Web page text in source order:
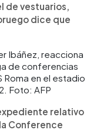
de vestuarios,
dice que
Ibáñez, reacciona
de conferencias
Roma en el estadio
Foto: AFP
relativo
Conference